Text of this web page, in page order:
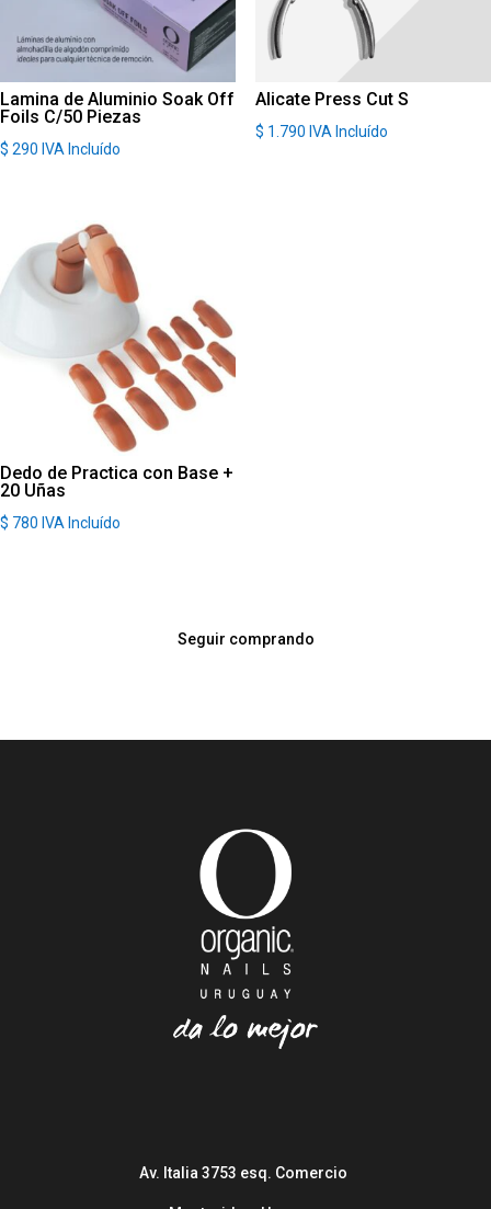
Lamina de Aluminio Soak Off
Foils C/50 Piezas
$ 290 IVA Incluído
Alicate Press Cut S
$ 1.790 IVA Incluído
Dedo de Practica con Base +
20 Uñas
$ 780 IVA Incluído
Seguir comprando
Av. Italia 3753 esq. Comercio